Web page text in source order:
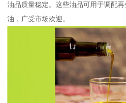
油品质量稳定。这些油品可用于调配
油，广受市场欢迎。